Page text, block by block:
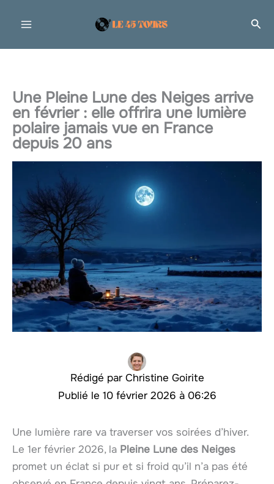
Une Pleine Lune des Neiges arrive
en février : elle offrira une lumière
polaire jamais vue en France
depuis 20 ans
Christine Goirite
10 février 2026 à 06:26
Une lumière rare va traverser vos soirées d’hiver.
Le 1er février 2026, la Pleine Lune des Neiges
promet un éclat si pur et si froid qu’il n’a pas été